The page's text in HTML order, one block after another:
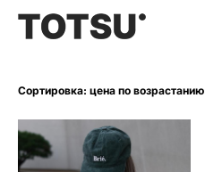
Сортировка: цена по возрастанию